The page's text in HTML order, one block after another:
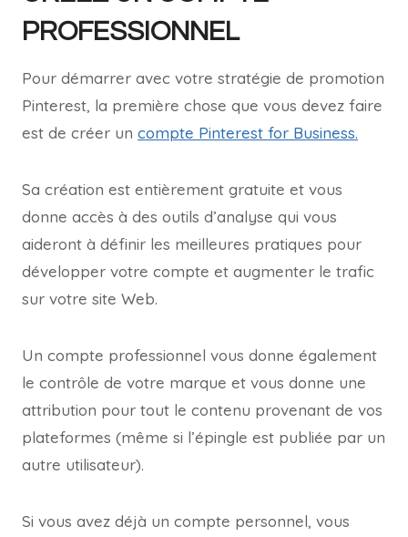
PROFESSIONNEL
Pour démarrer avec votre stratégie de promotion
Pinterest, la première chose que vous devez faire
est de créer un compte Pinterest for Business.
Sa création est entièrement gratuite et vous
donne accès à des outils d’analyse qui vous
aideront à définir les meilleures pratiques pour
développer votre compte et augmenter le trafic
sur votre site Web.
Un compte professionnel vous donne également
le contrôle de votre marque et vous donne une
attribution pour tout le contenu provenant de vos
plateformes (même si l’épingle est publiée par un
autre utilisateur).
Si vous avez déjà un compte personnel, vous